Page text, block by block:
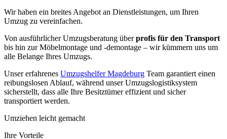
Wir haben ein breites Angebot an Dienstleistungen, um Ihren
Umzug zu vereinfachen.
Von ausführlicher Umzugsberatung überprofis für den Transport
bis hin zur Möbelmontage und -demontage – wir kümmern uns um
alle Belange Ihres Umzugs.
Unser erfahrenes Umzugshelfer Magdeburg Team garantiert einen
reibungslosen Ablauf, während unser Umzugslogistiksystem
sicherstellt, dass alle Ihre Besitztümer effizient und sicher
transportiert werden.
Umziehen leicht gemacht
Ihre Vorteile